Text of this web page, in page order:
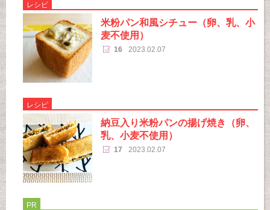
レシピ
米粉パン和風シチュー（卵、乳、小
麦不使用）
16 2023.02.07
レシピ
納豆入り米粉パンの揚げ焼き（卵、
乳、小麦不使用）
17 2023.02.07
PR